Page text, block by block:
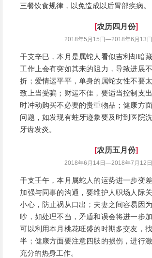
三餐饮食规律，以免造成以后胃部疾病。
[农历四月份]
2018年5月15日—2018年6月13日
干支辛巳，本月是属蛇人看似吉利却暗
工作上会有突如其来的阻力，导致进展
折；爱情运平平，单身的属蛇女性不要
致上当受骗；财运不佳，要适当控制支
时冲动购买不必要的贵重物品；健康方
问题，如发现有蛀牙迹象要及时到医院
牙齿发炎。
[农历五月份]
2018年6月14日—2018年7月12日
干支壬午，本月属蛇人的运势进一步变
加强与同事的沟通，要维护人职场人际
小心，防止祸从口出；夫妻之间容易因
吵，如处理不当，矛盾和误会将进一步
可以利用本月桃花旺盛的时期多交友，
半；健康方面要注意四肢的损伤，进行
充分的热身工作。